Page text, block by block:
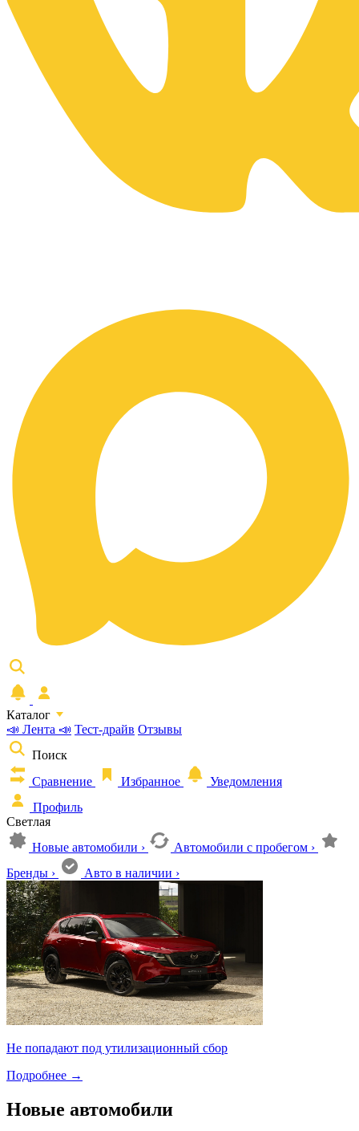
Каталог
📣 Лента 📣 Тест-драйв Отзывы
Поиск
Сравнение
Избранное
Уведомления
Профиль
Светлая
Новые автомобили › Автомобили с пробегом ›
Бренды › Авто в наличии ›
Не попадают под утилизационный сбор
Подробнее →
Новые автомобили